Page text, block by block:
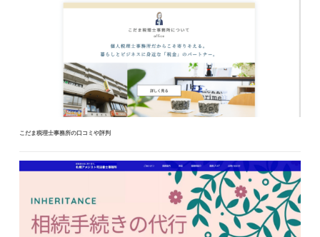
こだま税理士事務所の口コミや評判